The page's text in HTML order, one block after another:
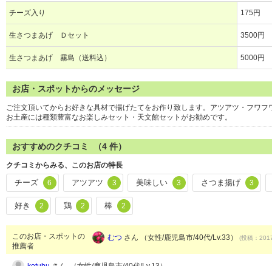
チーズ入り 175円
生さつまあげ Ｄセット 3500円
生さつまあげ 霧島（送料込） 5000円
お店・スポットからのメッセージ
ご注文頂いてからお好きな具材で揚げたてをお作り致します。アツアツ・フワ
お土産には種類豊富なお楽しみセット・天文館セットがお勧めです。
おすすめのクチコミ （4 件）
クチコミからみる、このお店の特長
チーズ 6 アツアツ 3 美味しい 3 さつま揚げ 3
好き 2 鶏 2 棒 2
このお店・スポットの
推薦者
むつ さん （女性/鹿児島市/40代/Lv.33） (投稿：